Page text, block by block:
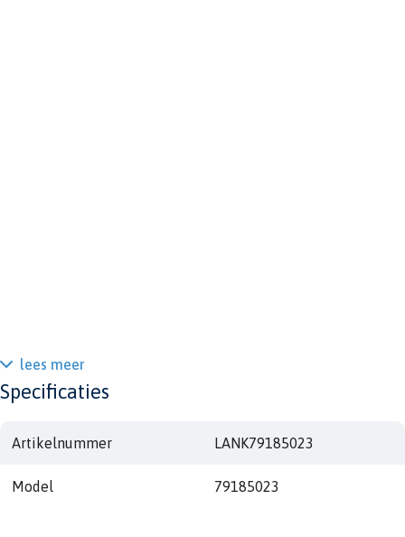
lees meer
Specificaties
Artikelnummer LANK79185023
Model 79185023